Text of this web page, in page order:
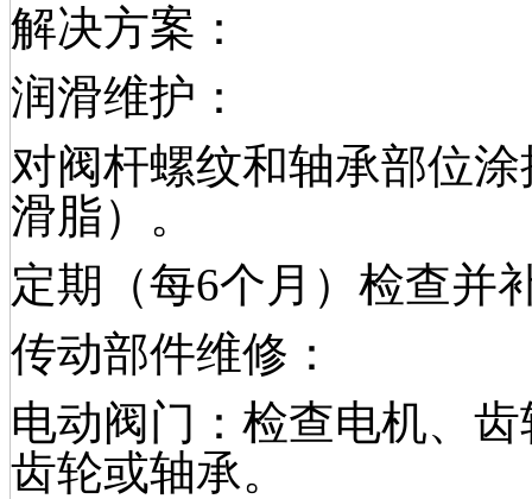
解决方案：
润滑维护：
对阀杆螺纹和轴承部位
滑脂）。
定期（每6个月）检查并
传动部件维修：
电动阀门：检查电机、
齿轮或轴承。